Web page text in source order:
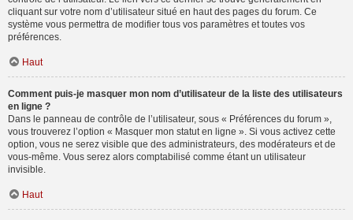
cliquant sur votre nom d’utilisateur situé en haut des pages du forum. Ce
système vous permettra de modifier tous vos paramètres et toutes vos
préférences.
Haut
Comment puis-je masquer mon nom d’utilisateur de la liste des utilisateurs
en ligne ?
Dans le panneau de contrôle de l’utilisateur, sous « Préférences du forum »,
vous trouverez l’option « Masquer mon statut en ligne ». Si vous activez cette
option, vous ne serez visible que des administrateurs, des modérateurs et de
vous-même. Vous serez alors comptabilisé comme étant un utilisateur
invisible.
Haut